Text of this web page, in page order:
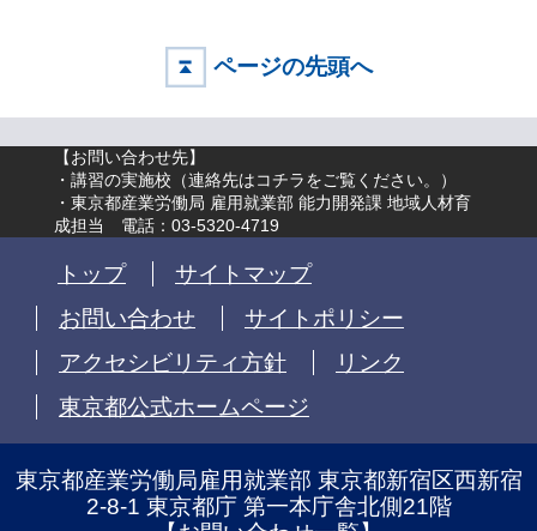
ページの先頭へ
【お問い合わせ先】
・講習の実施校（連絡先はコチラをご覧ください。
）
・東京都産業労働局 雇用就業部 能力開発課 地域人材育
成担当 電話：03-5320-4719
トップ
サイトマップ
お問い合わせ
サイトポリシー
アクセシビリティ方針
リンク
東京都公式ホームページ
東京都産業労働局雇用就業部 東京都新宿区西新宿
2-8-1 東京都庁 第一本庁舎北側21階